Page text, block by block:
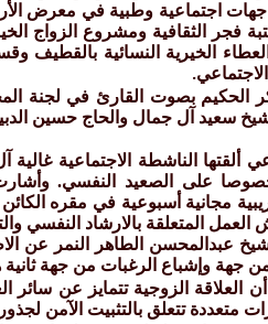
جهات اجتماعية وطبية في معرض
فجر الثقافية ومشروع
العطاء الخيرية النسائية
.
الحكيم بصوت القارئ في لجنة
سعيد آل جمال والحاج حسين
ألقتها الناشطة الاجتماعية
خصوصا على الصعيد النفسي.
مجانية أسبوعية في
العمل المتعلقة بالارشاد النفسي
عبدالمحسن الطاهر النمر عن
جهة وإشباع الرغبات من جهة
الزوجية تتمايز عن سائر
متعددة تتعلق بالتثبيت الآمن